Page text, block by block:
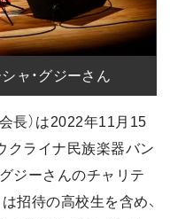
ャ・グジーさん
長）は2022年11月15
クライナ民族楽器バン
ジーさんのチャリテ
招待の高校生を含め、